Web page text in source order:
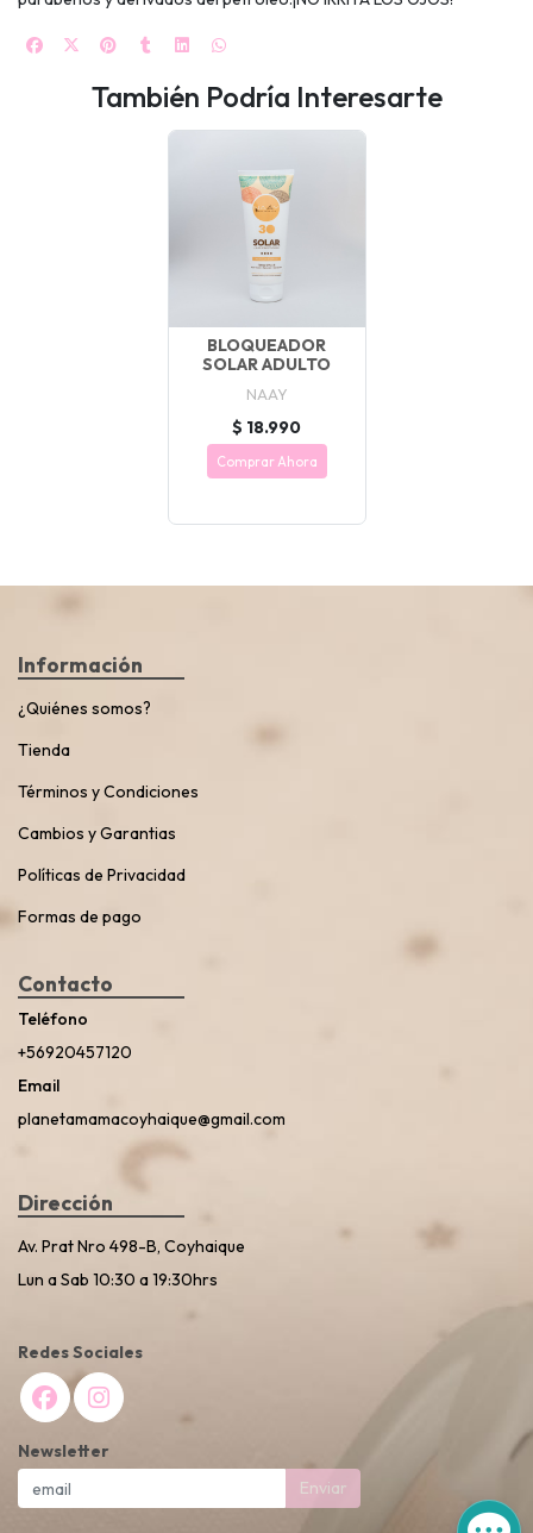
También Podría Interesarte
BLOQUEADOR
SOLAR ADULTO
NAAY
$ 18.990
Comprar Ahora
Información
¿Quiénes somos?
Tienda
Términos y Condiciones
Cambios y Garantias
Políticas de Privacidad
Formas de pago
Contacto
Teléfono
+56920457120
Email
planetamamacoyhaique@gmail.com
Dirección
Av. Prat Nro 498-B, Coyhaique
Lun a Sab 10:30 a 19:30hrs
Redes Sociales
Newsletter
Enviar